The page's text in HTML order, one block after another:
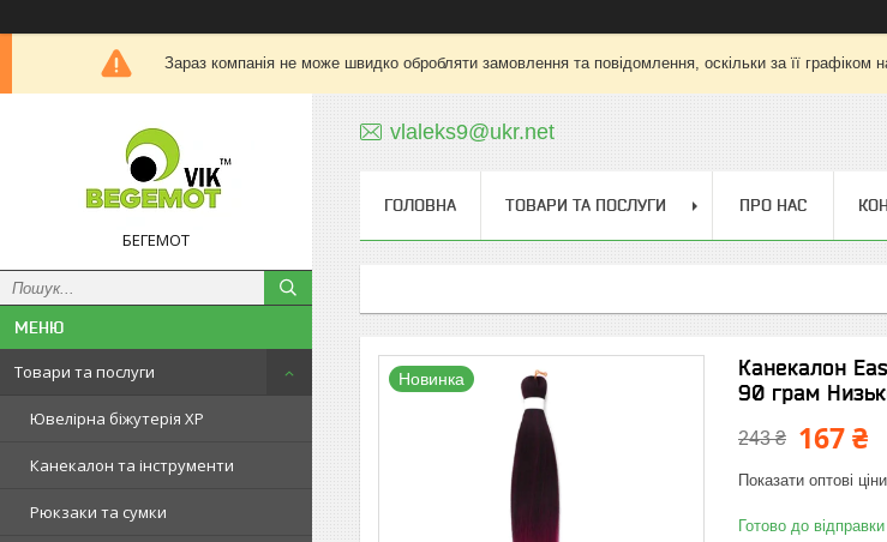
Зараз компанія не може швидко обробляти замовлення та повідомлення, оскільки за її
БЕГЕМОТ
Товари та послуги
Ювелірна біжутерія XP
Канекалон та інструменти
Рюкзаки та сумки
vlaleks9@ukr.net
ГОЛОВНА ТОВАРИ ТА ПОСЛУГИ ПРО НАС
Новинка
Канекалон
90 грам
243 ₴ 167 ₴
Показати оптові ціни
Готово до відправки